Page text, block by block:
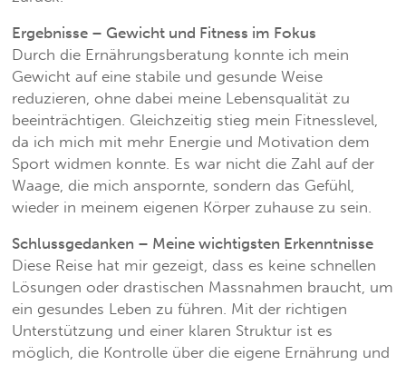
Ergebnisse – Gewicht und Fitness im Fokus
Durch die Ernährungsberatung konnte ich mein
Gewicht auf eine stabile und gesunde Weise
reduzieren, ohne dabei meine Lebensqualität zu
beeinträchtigen. Gleichzeitig stieg mein Fitnesslevel,
da ich mich mit mehr Energie und Motivation dem
Sport widmen konnte. Es war nicht die Zahl auf der
Waage, die mich anspornte, sondern das Gefühl,
wieder in meinem eigenen Körper zuhause zu sein.
Schlussgedanken – Meine wichtigsten Erkenntnisse
Diese Reise hat mir gezeigt, dass es keine schnellen
Lösungen oder drastischen Massnahmen braucht, um
ein gesundes Leben zu führen. Mit der richtigen
Unterstützung und einer klaren Struktur ist es
möglich, die Kontrolle über die eigene Ernährung und